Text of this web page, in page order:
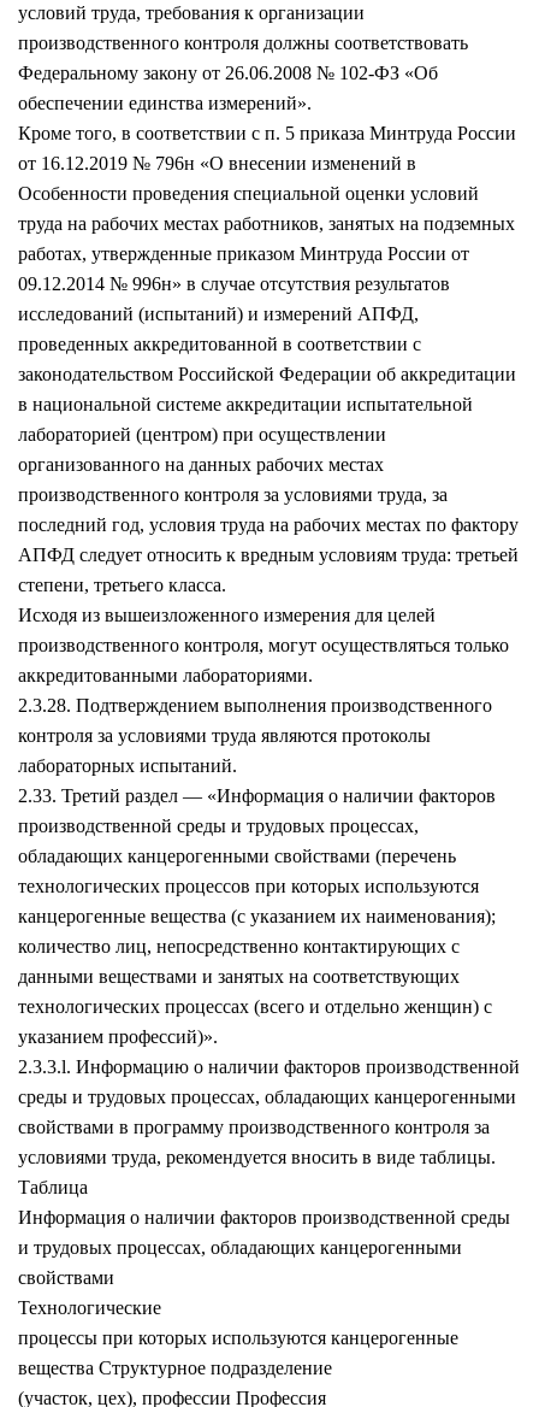
условий труда, требования к организации
производственного контроля должны соответствовать
Федеральному закону от 26.06.2008 № 102-ФЗ «Об
обеспечении единства измерений».
Кроме того, в соответствии с п. 5 приказа Минтруда России
от 16.12.2019 № 796н «О внесении изменений в
Особенности проведения специальной оценки условий
труда на рабочих местах работников, занятых на подземных
работах, утвержденные приказом Минтруда России от
09.12.2014 № 996н» в случае отсутствия результатов
исследований (испытаний) и измерений АПФД,
проведенных аккредитованной в соответствии с
законодательством Российской Федерации об аккредитации
в национальной системе аккредитации испытательной
лабораторией (центром) при осуществлении
организованного на данных рабочих местах
производственного контроля за условиями труда, за
последний год, условия труда на рабочих местах по фактору
АПФД следует относить к вредным условиям труда: третьей
степени, третьего класса.
Исходя из вышеизложенного измерения для целей
производственного контроля, могут осуществляться только
аккредитованными лабораториями.
2.3.28. Подтверждением выполнения производственного
контроля за условиями труда являются протоколы
лабораторных испытаний.
2.33. Третий раздел — «Информация о наличии факторов
производственной среды и трудовых процессах,
обладающих канцерогенными свойствами (перечень
технологических процессов при которых используются
канцерогенные вещества (с указанием их наименования);
количество лиц, непосредственно контактирующих с
данными веществами и занятых на соответствующих
технологических процессах (всего и отдельно женщин) с
указанием профессий)».
2.3.3.l. Информацию о наличии факторов производственной
среды и трудовых процессах, обладающих канцерогенными
свойствами в программу производственного контроля за
условиями труда, рекомендуется вносить в виде таблицы.
Таблица
Информация о наличии факторов производственной среды
и трудовых процессах, обладающих канцерогенными
свойствами
Технологические
процессы при которых используются канцерогенные
вещества Структурное подразделение
(участок, цех), профессии Профессия